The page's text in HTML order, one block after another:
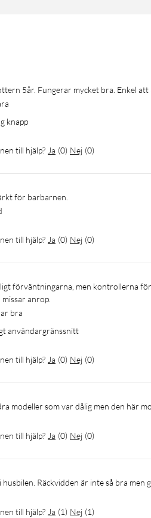
5år. Fungerar mycket bra. Enkel att
knapp
till hjälp? Ja (0) Nej (0)
för barbarnen.
till hjälp? Ja (0) Nej (0)
anrop.
bra
användargränssnitt
till hjälp? Ja (0) Nej (0)
modeller som var dålig men den här
till hjälp? Ja (0) Nej (0)
i husbilen. Räckvidden är inte så bra men
till hjälp? Ja (1) Nej (1)